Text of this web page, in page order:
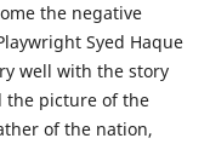
the negative
Syed Haque
well with the story
picture of the
of the nation,